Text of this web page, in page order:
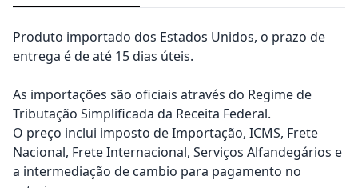
Produto importado dos Estados Unidos, o prazo de
entrega é de até 15 dias úteis.
As importações são oficiais através do Regime de
Tributação Simplificada da Receita Federal.
O preço inclui imposto de Importação, ICMS, Frete
Nacional, Frete Internacional, Serviços Alfandegários e
a intermediação de cambio para pagamento no